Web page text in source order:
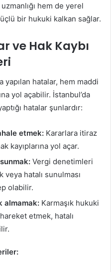
hem de yerel
bir hukuki kalkan sağlar.
ve Hak Kaybı
yapılan hatalar, hem maddi
yol açabilir. İstanbul’da
hatalar şunlardır:
etmek: Kararlara itiraz
kayıplarına yol açar.
Vergi denetimleri
veya hatalı sunulması
olabilir.
almamak: Karmaşık hukuki
etmek, hatalı